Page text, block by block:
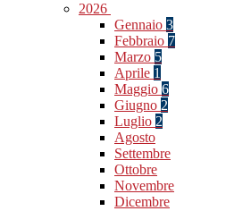
2026
Gennaio 3
Febbraio 7
Marzo 5
Aprile 1
Maggio 6
Giugno 2
Luglio 2
Agosto
Settembre
Ottobre
Novembre
Dicembre